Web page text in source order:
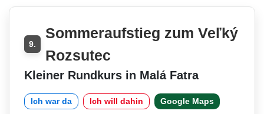
9.
Sommeraufstieg zum Veľký
Rozsutec
Kleiner Rundkurs in Malá Fatra
Ich war da Ich will dahin Google Maps